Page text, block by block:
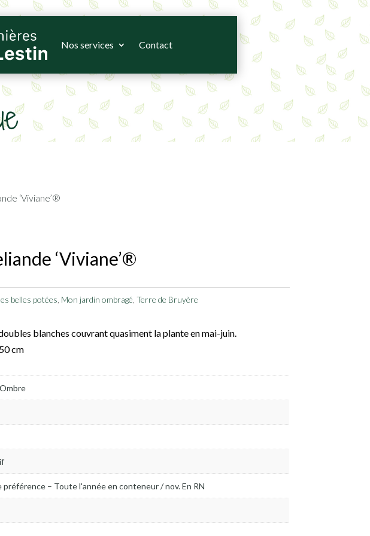
Nos services Contact
‘Viviane’®
‘Viviane’®
belles potées Mon jardin ombragé Terre de Bruyère
blanches couvrant quasiment la plante en mai-juin.
cm
Ombre
préférence – Toute l'année en conteneur / nov. En RN